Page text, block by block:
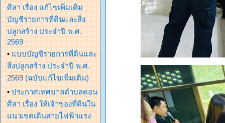
ศิลา เรื่อง แก้ไขเพิ่มเติม
บัญชีรายการที่ดินและสิ่ง
ปลูกสร้าง ประจำปี พ.ศ.
2569
• แบบบัญชีรายการที่ดินและ
สิ่งปลูกสร้าง ประจำปี พ.ศ.
2569 (ฉบับแก้ไขเพิ่มเติม)
• ประกาศเทศบาลตำบลดอน
ศิลา เรื่อง ให้เจ้าของที่ดินใน
แนวเขตเดินสายไฟฟ้าแรง